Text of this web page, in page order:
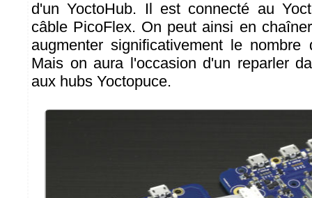
d'un YoctoHub. Il est connecté au
câble PicoFlex. On peut ainsi en
augmenter significativement le
Mais on aura l'occasion d'un reparler
aux hubs Yoctopuce.